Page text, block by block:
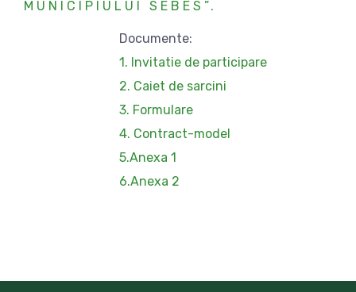
MUNICIPIULUI SEBES”.
Documente:
1. Invitatie de participare
2. Caiet de sarcini
3. Formulare
4. Contract-model
5.Anexa 1
6.Anexa 2